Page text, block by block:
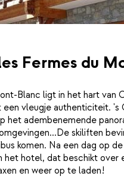
Fermes du
Blanc ligt in het hart van
vleugje authenticiteit. 's
het adembenemende
skiliften
komen. Na een dag op
hotel, dat beschikt over
en weer op te laden!